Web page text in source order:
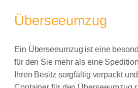
Überseeumzug
Ein Überseeumzug ist eine
für den Sie mehr als eine
Ihren Besitz sorgfältig verpackt